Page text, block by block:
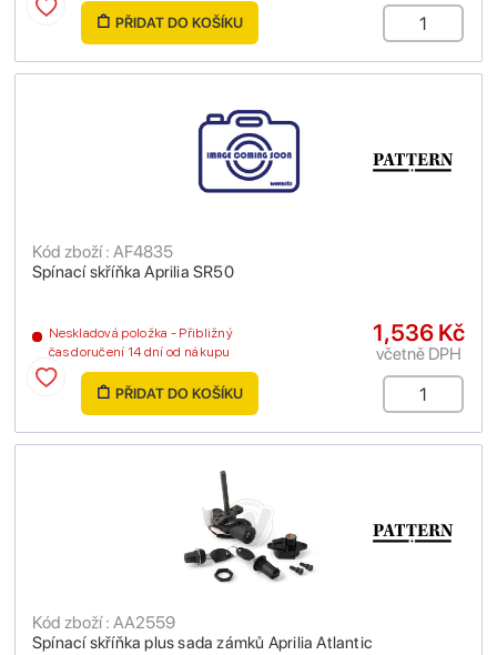
PŘIDAT DO KOŠÍKU
Spínací skříňka Aprilia SR50
Kód zboží : AF4835
Neskladová položka - Přibližný
čas doručení 14 dní od nákupu
1,536 Kč
včetně DPH
PŘIDAT DO KOŠÍKU
Spínací skříňka plus sada zámků Aprilia Atlantic
Kód zboží : AA2559